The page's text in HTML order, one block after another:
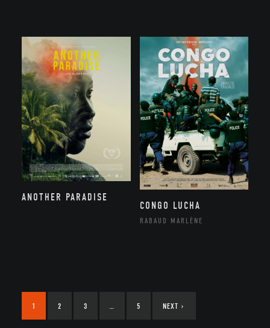
ANOTHER PARADISE
CONGO LUCHA
RABAUD MARLÈNE
1 2 3 5 NEXT ›